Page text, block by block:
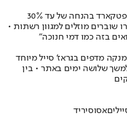
בהנחה של עד 30%
שוברים מוזלים למגוון רשתות •
בזה כמו דמי חנוכה"
שלושה ימים באתר • בין
אסוסיריד